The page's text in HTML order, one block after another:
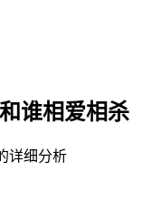
谁相爱相杀
详细分析